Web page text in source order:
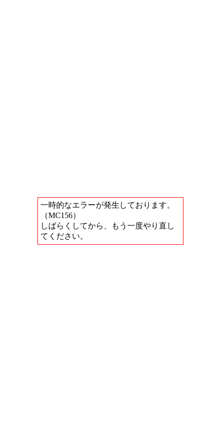
一時的なエラーが発生しております。
（MC156）
しばらくしてから、もう一度やり直し
てください。